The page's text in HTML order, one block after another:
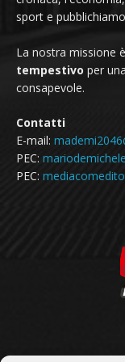
sport e
La nostra missione
tempestivo per
consapevole.
Contatti
E-mail:
PEC:
PEC: